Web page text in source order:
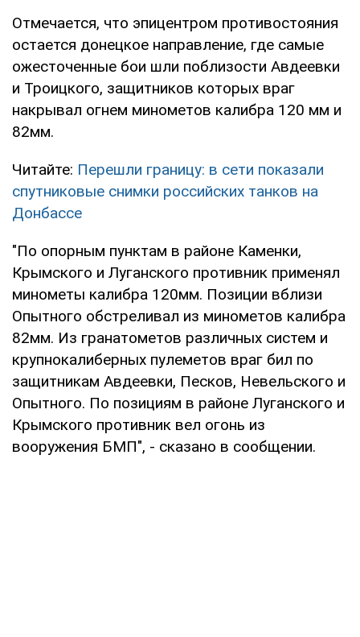
Отмечается, что эпицентром противостояния
остается донецкое направление, где самые
ожесточенные бои шли поблизости Авдеевки
и Троицкого, защитников которых враг
накрывал огнем минометов калибра 120 мм и
82мм.
Читайте: Перешли границу: в сети показали
спутниковые снимки российских танков на
Донбассе
"По опорным пунктам в районе Каменки,
Крымского и Луганского противник применял
минометы калибра 120мм. Позиции вблизи
Опытного обстреливал из минометов калибра
82мм. Из гранатометов различных систем и
крупнокалиберных пулеметов враг бил по
защитникам Авдеевки, Песков, Невельского и
Опытного. По позициям в районе Луганского и
Крымского противник вел огонь из
вооружения БМП", - сказано в сообщении.